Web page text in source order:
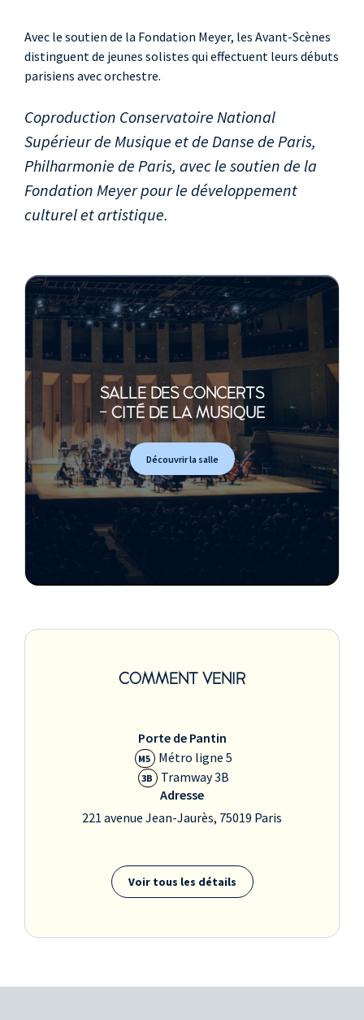
Avec le soutien de la Fondation Meyer, les Avant-Scènes
distinguent de jeunes solistes qui effectuent leurs débuts
parisiens avec orchestre.
Coproduction Conservatoire National
Supérieur de Musique et de Danse de Paris,
Philharmonie de Paris, avec le soutien de la
Fondation Meyer pour le développement
culturel et artistique.
SALLE DES CONCERTS
- CITÉ DE LA MUSIQUE
Découvrir la salle
COMMENT VENIR
Porte de Pantin
M5 Métro ligne 5
3B
Tramway 3B
Adresse
221 avenue Jean-Jaurès, 75019 Paris
Voir tous les détails